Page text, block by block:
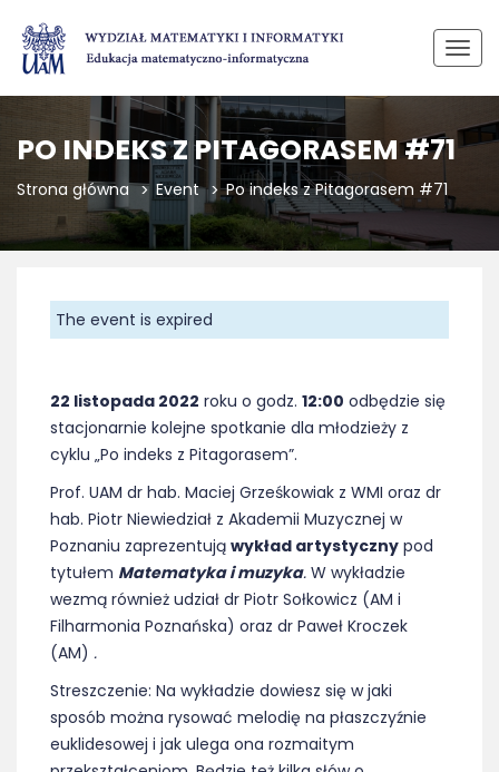
PO INDEKS Z PITAGORASEM #71
Strona główna Event Po indeks z Pitagorasem #71
The event is expired
22 listopada 2022 roku o godz. 12:00 odbędzie się
stacjonarnie kolejne spotkanie dla młodzieży z
cyklu „Po indeks z Pitagorasem”.
Prof. UAM dr hab. Maciej Grześkowiak z WMI oraz dr
hab. Piotr Niewiedział z Akademii Muzycznej w
Poznaniu zaprezentują wykład artystyczny pod
tytułem Matematyka i muzyka. W wykładzie
wezmą również udział dr Piotr Sołkowicz (AM i
Filharmonia Poznańska) oraz dr Paweł Kroczek
(AM) .
Streszczenie: Na wykładzie dowiesz się w jaki
sposób można rysować melodię na płaszczyźnie
euklidesowej i jak ulega ona rozmaitym